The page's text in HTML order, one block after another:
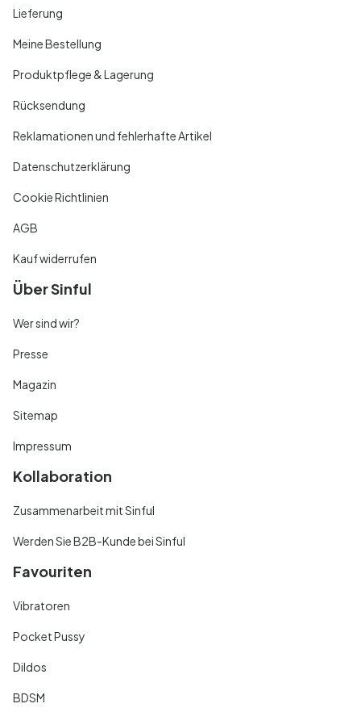
Lieferung
Meine Bestellung
Produktpflege & Lagerung
Rücksendung
Reklamationen und fehlerhafte Artikel
Datenschutzerklärung
Cookie Richtlinien
AGB
Kauf widerrufen
Über Sinful
Wer sind wir?
Presse
Magazin
Sitemap
Impressum
Kollaboration
Zusammenarbeit mit Sinful
Werden Sie B2B-Kunde bei Sinful
Favouriten
Vibratoren
Pocket Pussy
Dildos
BDSM